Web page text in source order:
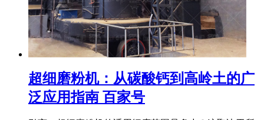
超细磨粉机：从碳酸钙到高岭土的广
泛应用指南 百家号